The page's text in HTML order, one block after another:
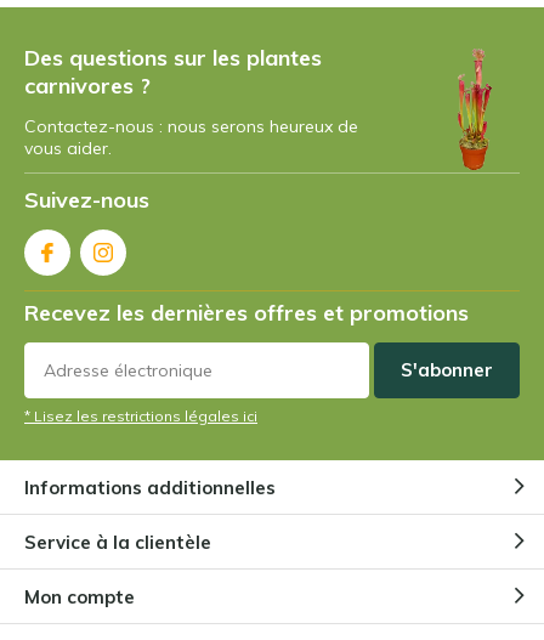
Des questions sur les plantes
carnivores ?
Contactez-nous : nous serons heureux de
vous aider.
Suivez-nous
Recevez les dernières offres et promotions
S'abonner
* Lisez les restrictions légales ici
Informations additionnelles
Service à la clientèle
Mon compte